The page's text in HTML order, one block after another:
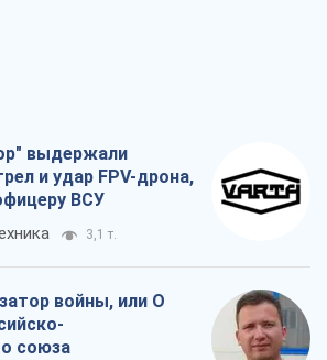
выдержали
и удар FPV-дрона,
ВСУ
3,1 т.
войны, или О
союза